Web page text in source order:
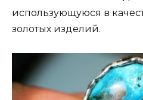
использующуюся в
золотых изделий.